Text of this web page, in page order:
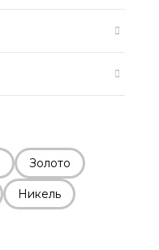
Золото
Никель